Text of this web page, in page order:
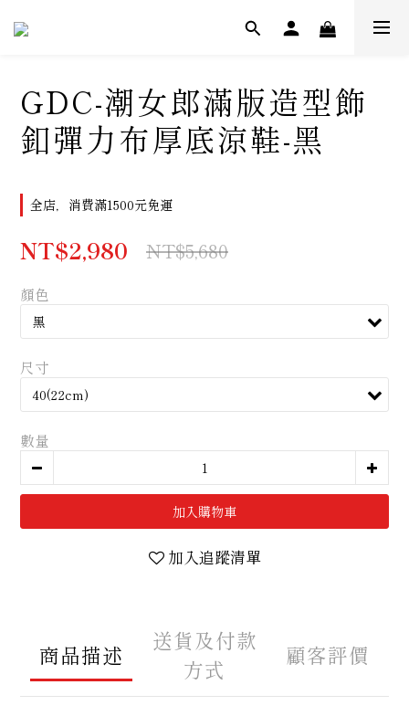
GDC-潮女郎滿版造型飾
釦彈力布厚底涼鞋-黑
全店，消費滿1500元免運
NT$2,980 NT$5,680
顏色
尺寸
數量
加入購物車
加入追蹤清單
商品描述
送貨及付款
方式
顧客評價